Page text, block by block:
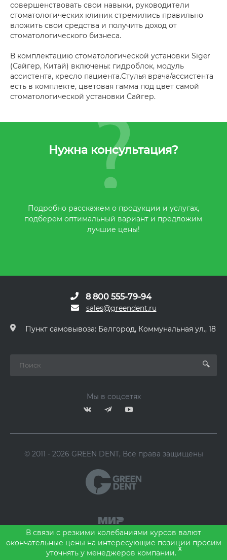
совершенствовать свои навыки, руководители
стоматологических клиник стремились правильно
вложить свои средства и получить доход от
стоматологического бизнеса.
В комплектацию стоматологической установки Siger
(Сайгер, Китай) включены: гидроблок, модуль
ассистента, кресло пациента.Стулья врача/ассистента
есть в комплекте, цветовая гамма под цвет самой
стоматологической установки Сайгер.
Нужна консультация?
Подробно расскажем о продукции и услугах,
подберем оптимальный вариант и предложим
лучшие цены!
8 800 555-79-94
sales@greendent.ru
Пункт самовывоза: Белгород, Коммунальная ул., 18
Мы в соцсетях
© 2011 - 2026 GREEN DENT, Все права защищены
В связи с резкими колебаниями курсов валют
окончательные цены на интересующие позиции просим
уточнять у менеджеров компании.
x